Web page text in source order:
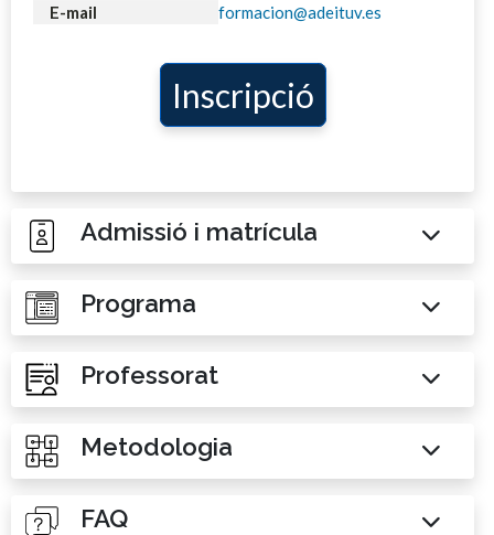
E-mail
formacion@adeituv.es
Inscripció
Admissió i matrícula
Programa
Professorat
Metodologia
FAQ